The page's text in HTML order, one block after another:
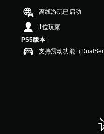
颗
星
，
1
个
评
离线游玩已启动
1位玩家
PS5版本
支持震动功能（